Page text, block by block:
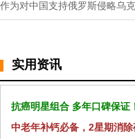
作为对中国支持俄罗斯侵略乌
实用资讯
抗癌明星组合 多年口碑保证
中老年补钙必备，2星期消